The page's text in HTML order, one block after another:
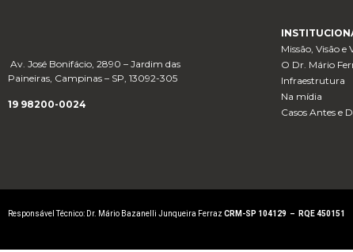
Av. José Bonifácio, 2890 – Jardim das
Paineiras, Campinas – SP, 13092-305
19 98200-0024
Missão, Visão e
O Dr. Mário
Infraestrutura
Na mídia
Casos Antes e
Responsável Técnico: Dr. Mário Bazanelli Junqueira Ferraz CRM-SP 104129 – RQE 450151